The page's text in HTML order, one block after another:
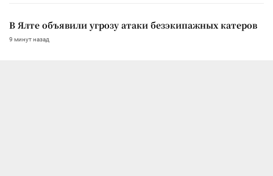
В Ялте объявили угрозу атаки безэкипажных катеров
9 минут назад